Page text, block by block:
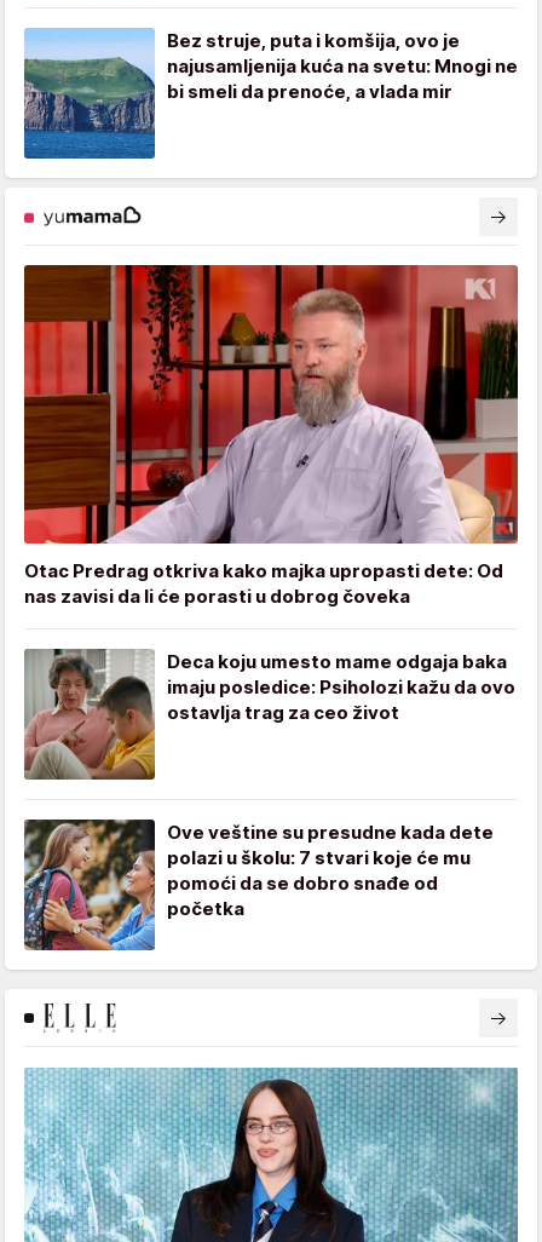
Bez struje, puta i komšija, ovo je
najusamljenija kuća na svetu: Mnogi ne
bi smeli da prenoće, a vlada mir
Otac Predrag otkriva kako majka upropasti dete: Od
nas zavisi da li će porasti u dobrog čoveka
Deca koju umesto mame odgaja baka
imaju posledice: Psiholozi kažu da ovo
ostavlja trag za ceo život
Ove veštine su presudne kada dete
polazi u školu: 7 stvari koje će mu
pomoći da se dobro snađe od
početka